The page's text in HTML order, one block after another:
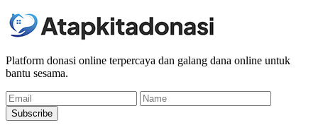
Platform donasi online terpercaya dan galang dana online untuk
bantu sesama.
Email
Name
Subscribe